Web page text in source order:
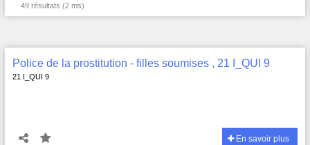
49 résultats (2 ms)
Police de la prostitution - filles soumises , 21 I_QUI 9
21 I_QUI 9
En savoir plus